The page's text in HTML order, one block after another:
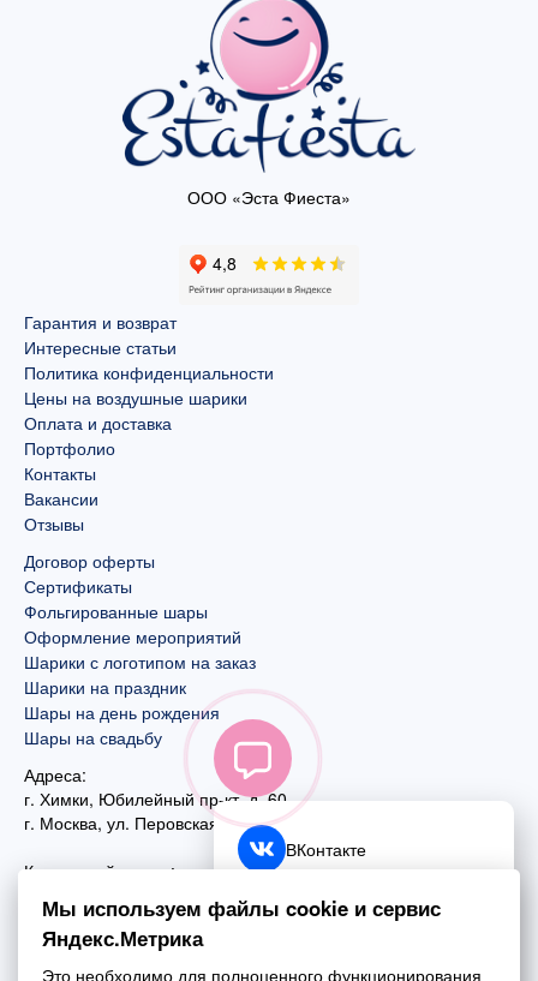
ООО «Эста Фиеста»
Гарантия и возврат
Интересные статьи
Политика конфиденциальности
Цены на воздушные шарики
Оплата и доставка
Портфолио
Контакты
Вакансии
Отзывы
Договор оферты
Сертификаты
Фольгированные шары
Оформление мероприятий
Шарики с логотипом на заказ
Шарики на праздник
Шары на день рождения
Шары на свадьбу
Адреса:
г. Химки, Юбилейный пр-кт, д. 60
г. Москва, ул. Перовская, д. 59
Контактный номер:
+7 (495) 970-44-75
Почта:
ВКонтакте
Telegram
Мы используем файлы cookie и сервис
Яндекс.Метрика
Это необходимо для полноценного функционирования